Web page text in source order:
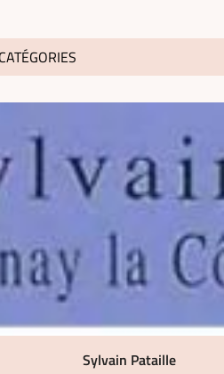
case, vous consentez à recevoir nos propositions
dessus. Vous pouvez vous désinscrire à tout moment
.
CATÉGORIES
Sylvain Pataille